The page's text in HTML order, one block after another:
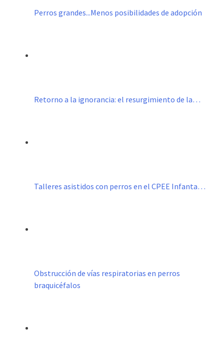
Perros grandes...Menos posibilidades de adopción
Retorno a la ignorancia: el resurgimiento de la…
Talleres asistidos con perros en el CPEE Infanta…
Obstrucción de vías respiratorias en perros
braquicéfalos